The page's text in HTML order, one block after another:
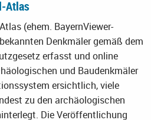
Atlas
(ehem. BayernViewer-
Denkmäler gemäß dem
erfasst und online
und Baudenkmäler
ersichtlich, viele
zu den archäologischen
Die Veröffentlichung